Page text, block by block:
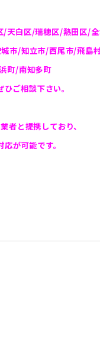
/天白区/瑞穂区/熱田区/
市/知立市/西尾市/飛島
町/南知多町
ご相談下さい。
者と提携しており、
が可能です。